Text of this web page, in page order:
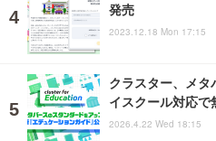
発売
2023.12.18 Mon 17:15
クラスター、メ
イスクール対応で
2026.4.22 Wed 18:15